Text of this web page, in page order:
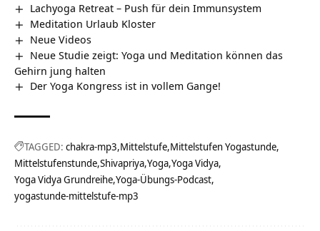
Lachyoga Retreat – Push für dein Immunsystem
Meditation Urlaub Kloster
Neue Videos
Neue Studie zeigt: Yoga und Meditation können das
Gehirn jung halten
Der Yoga Kongress ist in vollem Gange!
TAGGED: chakra-mp3 Mittelstufe Mittelstufen Yogastunde
Mittelstufenstunde Shivapriya Yoga Yoga Vidya
Yoga Vidya Grundreihe Yoga-Übungs-Podcast
yogastunde-mittelstufe-mp3